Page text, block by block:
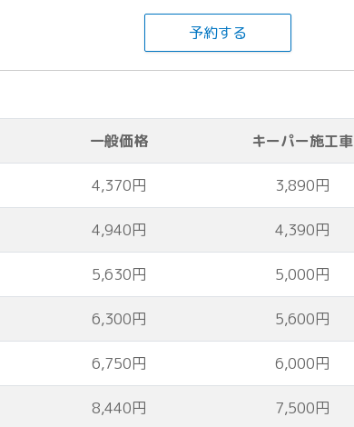
予約する
一般価格 キーパー施工車
4,370円 3,890円
4,940円 4,390円
5,630円 5,000円
6,300円 5,600円
6,750円 6,000円
8,440円 7,500円